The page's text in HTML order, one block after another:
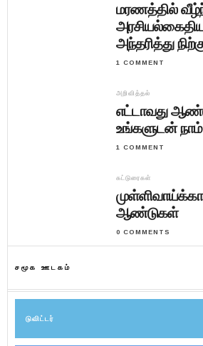
மரணத்தில்
அந்தரித்து
1 COMMENT
அறிவித்தல்
எட்டாவது
உங்களுடன் நாம்
1 COMMENT
கட்டுரைகள்
ஆண்டுகள்
0 COMMENTS
சமூக ஊடகம்
டுவிட்டர்